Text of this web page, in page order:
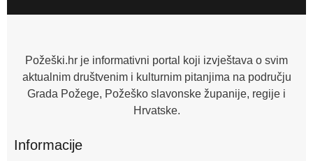
o
f
Požeški.hr je informativni portal koji izvještava o svim
aktualnim društvenim i kulturnim pitanjima na području
Grada Požege, Požeško slavonske županije, regije i
Hrvatske.
Informacije